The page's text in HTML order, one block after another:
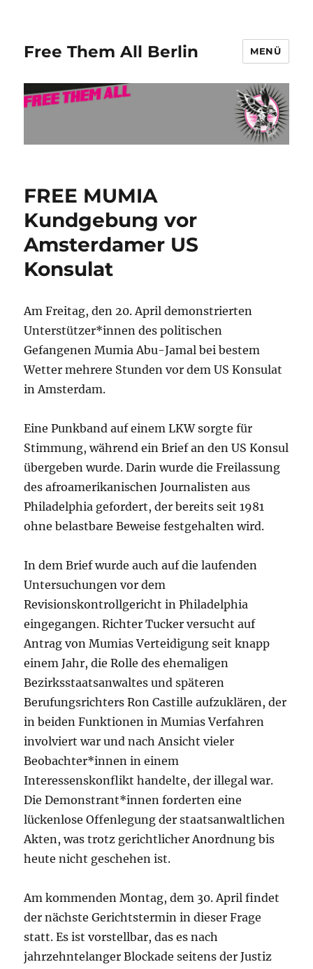
Free Them All Berlin MENÜ
FREE MUMIA
Kundgebung vor
Amsterdamer US
Konsulat
Am Freitag, den 20. April demonstrierten
Unterstützer*innen des politischen
Gefangenen Mumia Abu-Jamal bei bestem
Wetter mehrere Stunden vor dem US Konsulat
in Amsterdam.
Eine Punkband auf einem LKW sorgte für
Stimmung, während ein Brief an den US Konsul
übergeben wurde. Darin wurde die Freilassung
des afroamerikanischen Journalisten aus
Philadelphia gefordert, der bereits seit 1981
ohne belastbare Beweise festgehalten wird.
In dem Brief wurde auch auf die laufenden
Untersuchungen vor dem
Revisionskontrollgericht in Philadelphia
eingegangen. Richter Tucker versucht auf
Antrag von Mumias Verteidigung seit knapp
einem Jahr, die Rolle des ehemaligen
Bezirksstaatsanwaltes und späteren
Berufungsrichters Ron Castille aufzuklären, der
in beiden Funktionen in Mumias Verfahren
involviert war und nach Ansicht vieler
Beobachter*innen in einem
Interessenskonflikt handelte, der illegal war.
Die Demonstrant*innen forderten eine
lückenlose Offenlegung der staatsanwaltlichen
Akten, was trotz gerichtlicher Anordnung bis
heute nicht geschehen ist.
Am kommenden Montag, dem 30. April findet
der nächste Gerichtstermin in dieser Frage
statt. Es ist vorstellbar, das es nach
jahrzehntelanger Blockade seitens der Justiz